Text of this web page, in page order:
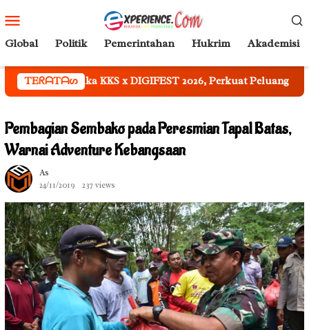
ke
kontenMobile
Global Politik Pemerintahan Hukrim Akademisi
TEᖇᗩTᗩᔕ
KKS x DIGIFEST 2026, Perkuat Peluang Wastra Lokal
Pembagian Sembako pada Peresmian Tapal Batas,
Warnai Adventure Kebangsaan
As
24/11/2019
237 views